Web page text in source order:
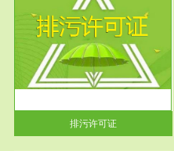
排污许可证
服务范围
应急预案
根据《中华人民共和国环境保护
法》第十九条 企业事业单位应
当按照...